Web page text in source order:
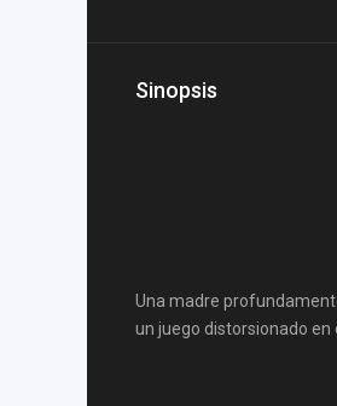
Sinopsis
Una madre
un juego distorsionado en